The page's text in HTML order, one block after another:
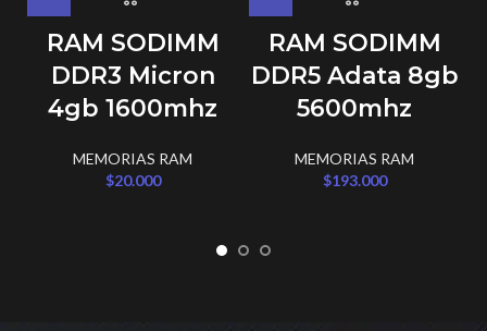
RAM SODIMM
DDR3 Micron
4gb 1600mhz
MEMORIAS RAM
$20.000
RAM SODIMM
DDR5 Adata 8gb
5600mhz
MEMORIAS RAM
$193.000